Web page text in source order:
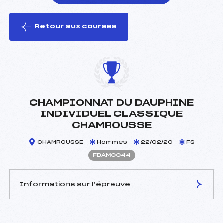
le ski
Retour aux courses
CHAMPIONNAT DU DAUPHINE
INDIVIDUEL CLASSIQUE
CHAMROUSSE
CHAMROUSSE Hommes 22/02/20 FS
FDAM0044
Informations sur l’épreuve